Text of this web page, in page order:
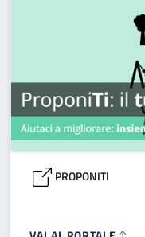
PROPONITI